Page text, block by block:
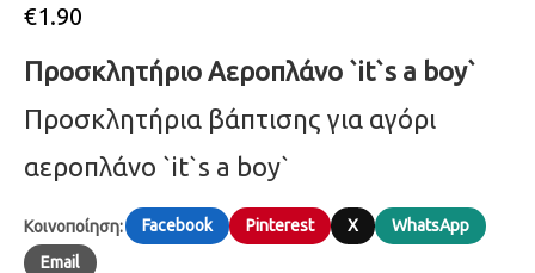
€1.90
Προσκλητήριο Αεροπλάνο `it`s a boy`
Προσκλητήρια βάπτισης για αγόρι
αεροπλάνο `it`s a boy`
Κοινοποίηση: Facebook Pinterest X
WhatsApp
Email